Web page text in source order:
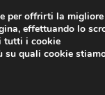
per offrirti la
effettuando lo
tutti i cookie
su quali cookie